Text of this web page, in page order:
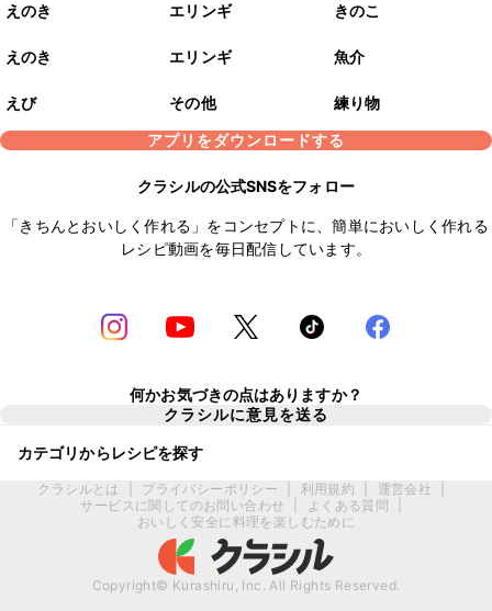
えのき エリンギ きのこ
えのき エリンギ 魚介
えび その他
練り物
アプリをダウンロードする
クラシルの公式SNSをフォロー
「きちんとおいしく作れる」をコンセプトに、簡単においしく作れる
レシピ動画を毎日配信しています。
何かお気づきの点はありますか？
クラシルに意見を送る
カテゴリからレシピを探す
クラシルとは プライバシーポリシー 利用規約 運営会社
サービスに関してのお問い合わせ
よくある質問
おいしく安全に料理を楽しむために
Copyright© Kurashiru, Inc. All Rights Reserved.